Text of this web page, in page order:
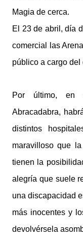
Magia de cerca.
El 23 de abril, día
comercial las
público a cargo
Por último, en
Abracadabra,
distintos
maravilloso que
tienen la
alegría que suele
una discapacidad
más inocentes y
devolvérsela